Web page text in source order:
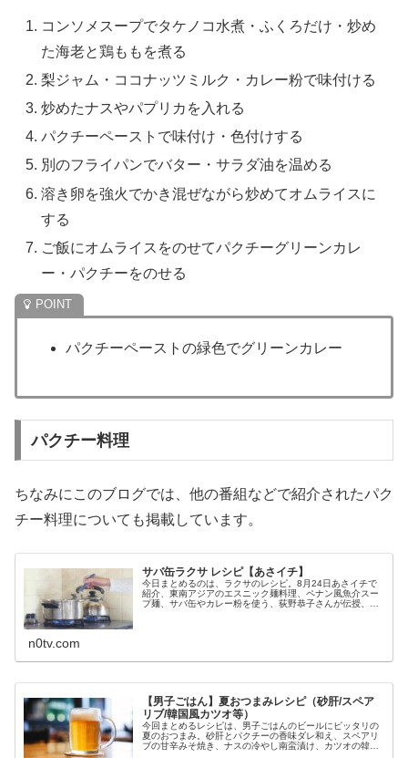
コンソメスープでタケノコ水煮・ふくろだけ・炒め
た海老と鶏ももを煮る
梨ジャム・ココナッツミルク・カレー粉で味付ける
炒めたナスやパプリカを入れる
パクチーペーストで味付け・色付けする
別のフライパンでバター・サラダ油を温める
溶き卵を強火でかき混ぜながら炒めてオムライスに
する
ご飯にオムライスをのせてパクチーグリーンカレ
ー・パクチーをのせる
パクチーペーストの緑色でグリーンカレー
パクチー料理
ちなみにこのブログでは、他の番組などで紹介されたパク
チー料理についても掲載しています。
サバ缶ラクサ レシピ【あさイチ】
今日まとめるのは、ラクサのレシピ。8月24日あさイチで
紹介、東南アジアのエスニック麺料理、ペナン風魚介スー
プ麺、サバ缶やカレー粉を使う、荻野恭子さんが伝授、
n0tv.com
【男子ごはん】夏おつまみレシピ（砂肝/スペア
リブ/韓国風カツオ等）
今回まとめるレシピは、男子ごはんのビールにピッタリの
夏のおつまみ。砂肝とパクチーの香味ダレ和え、スペアリ
ブの甘辛みそ焼き、ナスの冷やし南蛮漬け、カツオの韓国